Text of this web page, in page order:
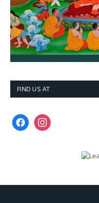
FIND US AT
facebookinstagram